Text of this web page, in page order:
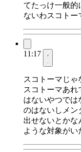
てたっけ一般的
ないわスコトー
11:17
スコトーマじ
スコトーマあ
はないやつでは
のはないしメン
出せないとかな
ような対象がい